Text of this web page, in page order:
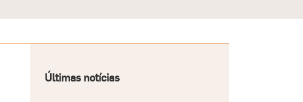
Últimas notícias